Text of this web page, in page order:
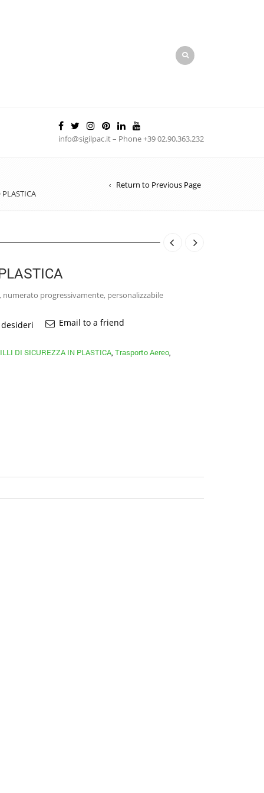
info@sigilpac.it – Phone +39 02.90.363.232
Return to Previous Page
numerato progressivamente, personalizzabile
Email to a friend
DI SICUREZZA IN PLASTICA, Trasporto Aereo,